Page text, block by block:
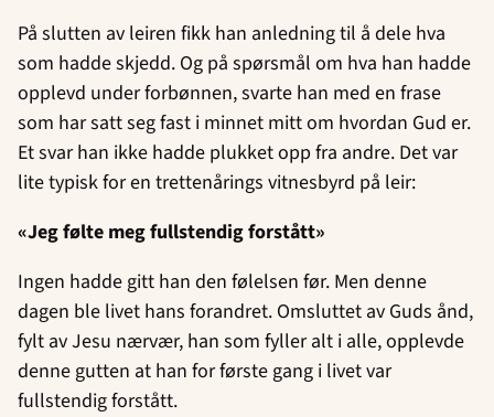
På slutten av leiren fikk han anledning til å dele hva
som hadde skjedd. Og på spørsmål om hva han hadde
opplevd under forbønnen, svarte han med en frase
som har satt seg fast i minnet mitt om hvordan Gud er.
Et svar han ikke hadde plukket opp fra andre. Det var
lite typisk for en trettenårings vitnesbyrd på leir:
«Jeg følte meg fullstendig forstått»
Ingen hadde gitt han den følelsen før. Men denne
dagen ble livet hans forandret. Omsluttet av Guds ånd,
fylt av Jesu nærvær, han som fyller alt i alle, opplevde
denne gutten at han for første gang i livet var
fullstendig forstått.